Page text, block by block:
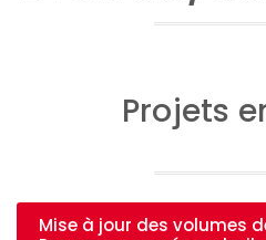
Projets
Mise à jour des volumes